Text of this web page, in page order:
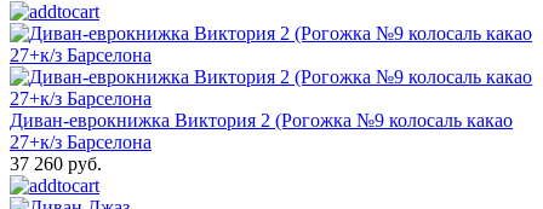
Диван-еврокнижка Виктория 2 (Рогожка №9 колосаль какао
27+к/з Барселона
37 260 руб.